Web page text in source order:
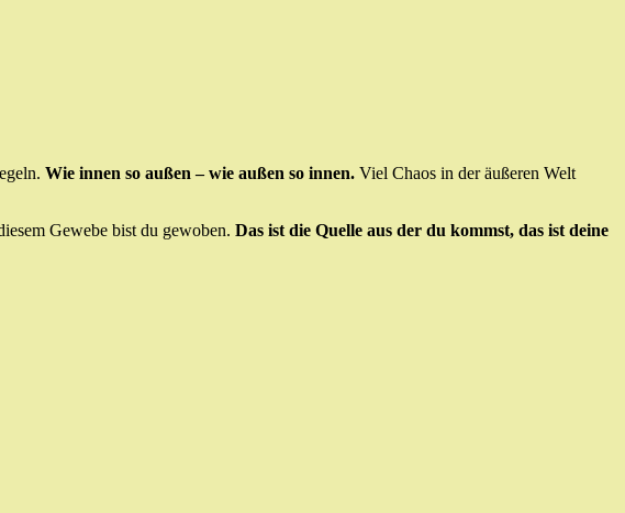
Wie innen so außen – wie außen so innen. Viel Chaos in der äußeren Welt
Gewebe bist du gewoben. Das ist die Quelle aus der du kommst, das ist deine